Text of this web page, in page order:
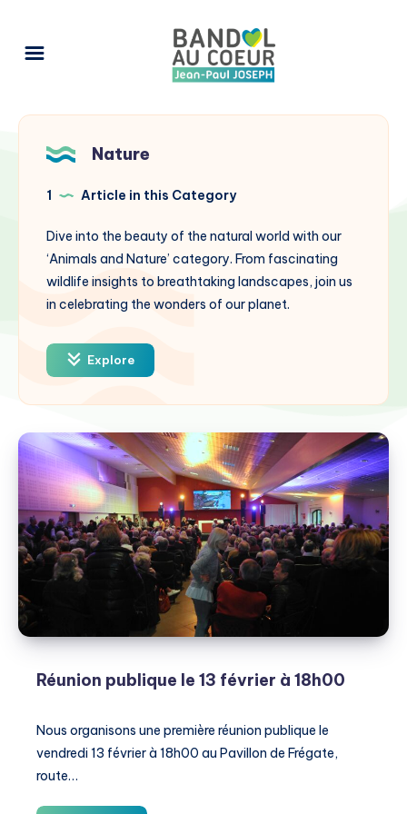
Nature
1 Article in this Category
Dive into the beauty of the natural world with our
‘Animals and Nature’ category. From fascinating
wildlife insights to breathtaking landscapes, join us
in celebrating the wonders of our planet.
Explore
Réunion publique le 13 février à 18h00
Nous organisons une première réunion publique le
vendredi 13 février à 18h00 au Pavillon de Frégate,
route…